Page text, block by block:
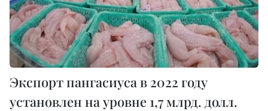
Экспорт пангасиуса в 2022 году
установлен на уровне 1,7 млрд. долл.